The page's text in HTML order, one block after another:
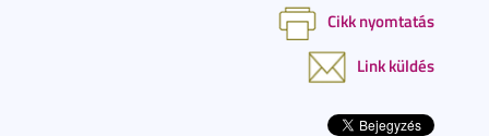
Cikk nyomtatás
Link küldés